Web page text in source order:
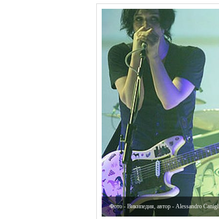
Фото - Википедия, автор - Alessandro